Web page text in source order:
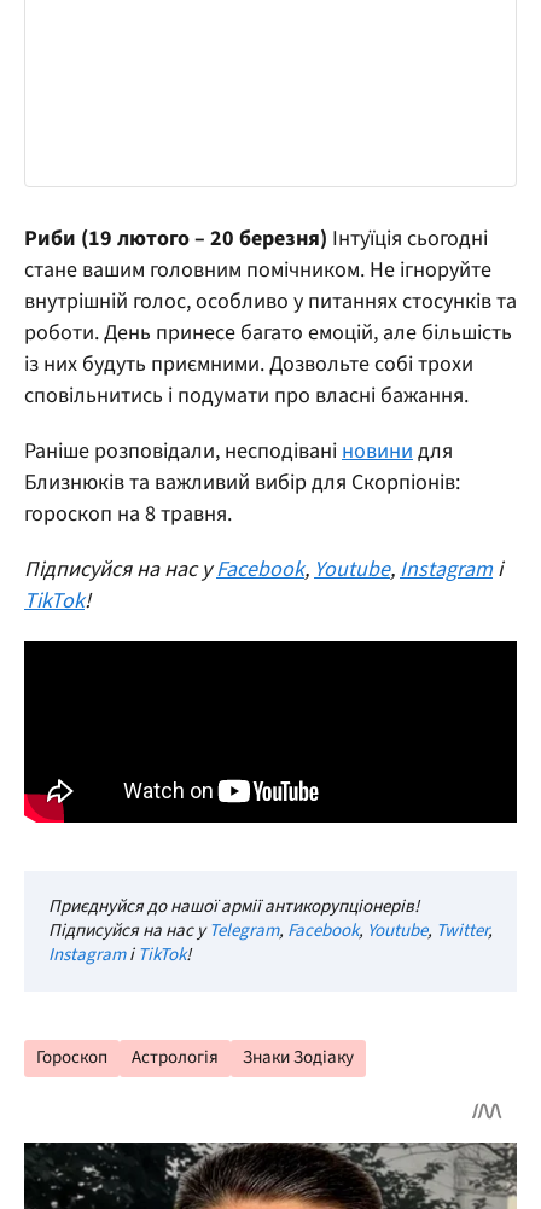
Риби (19 лютого – 20 березня) Інтуїція сьогодні
стане вашим головним помічником. Не ігноруйте
внутрішній голос, особливо у питаннях стосунків та
роботи. День принесе багато емоцій, але більшість
із них будуть приємними. Дозвольте собі трохи
сповільнитись і подумати про власні бажання.
Раніше розповідали, несподіваніновинидля
Близнюків та важливий вибір для Скорпіонів:
гороскоп на 8 травня.
Підписуйся на нас уFacebook,Youtube,Instagram і
TikTok!
Приєднуйся до нашої армії антикорупціонерів!
Підписуйся на нас уTelegram, Facebook, Youtube, Twitter,
InstagramіTikTok!
Гороскоп Астрологія Знаки Зодіаку